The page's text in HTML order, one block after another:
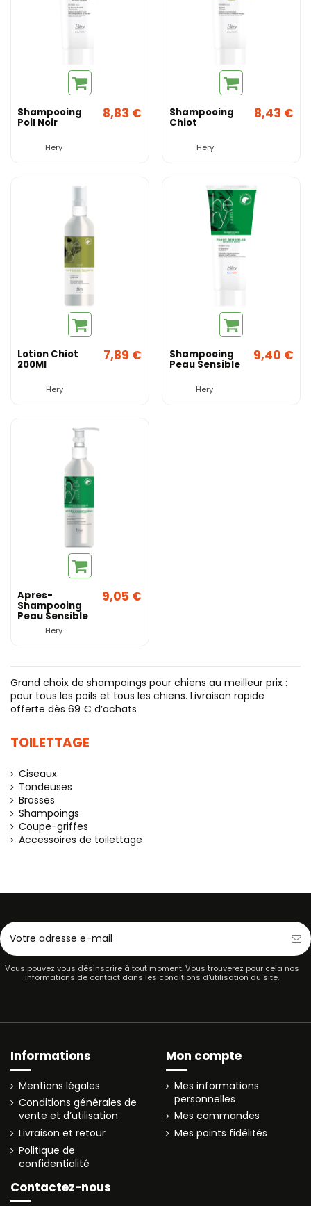
Shampooing
Poil Noir
Hery
8,83 € Shampooing
Chiot
Hery
8,43 €
Lotion Chiot
200Ml
Hery
7,89 € Shampooing
Peau Sensible
Hery
9,40 €
Apres-
Shampooing
Peau Sensible
200MlHery
9,05 €
Grand choix de shampoings pour chiens au meilleur prix :
pour tous les poils et tous les chiens. Livraison rapide
offerte dès 69 € d’achats
TOILETTAGE
Ciseaux
Tondeuses
Brosses
Shampoings
Coupe-griffes
Accessoires de toilettage
Vous pouvez vous désinscrire à tout moment. Vous trouverez pour cela nos
informations de contact dans les conditions d'utilisation du site.
Informations
Mentions légales
Conditions générales de
vente et d’utilisation
Livraison et retour
Politique de
confidentialité
Mon compte
Mes informations
personnelles
Mes commandes
Mes points fidélités
Contactez-nous